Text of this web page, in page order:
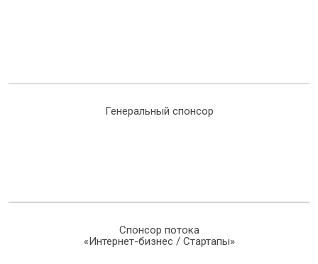
Генеральный спонсор
Спонсор потока
«Интернет-бизнес / Стартапы»